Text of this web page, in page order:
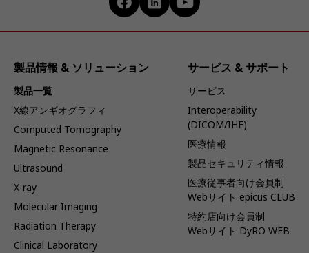
製品情報 & ソリューション
製品一覧
X線アンギオグラフィ
Computed Tomography
Magnetic Resonance
Ultrasound
X-ray
Molecular Imaging
Radiation Therapy
Clinical Laboratory
サービス & サポート
サービス
Interoperability
(DICOM/IHE)
医療情報
製品セキュリティ情報
医療従事者向け会員制
Webサイト epicus CLUB
特約店向け会員制
Webサイト DyRO WEB